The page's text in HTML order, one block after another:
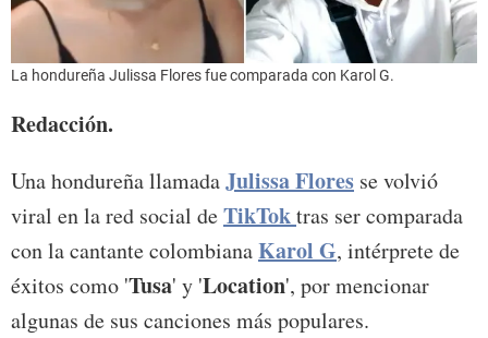
La hondureña Julissa Flores fue comparada con Karol G.
Redacción.
Una hondureña llamadaJulissa Flores se volvió
viral en la red social deTikToktras ser comparada
con la cantante colombianaKarol G, intérprete de
éxitos como 'Tusa' y 'Location', por mencionar
algunas de sus canciones más populares.